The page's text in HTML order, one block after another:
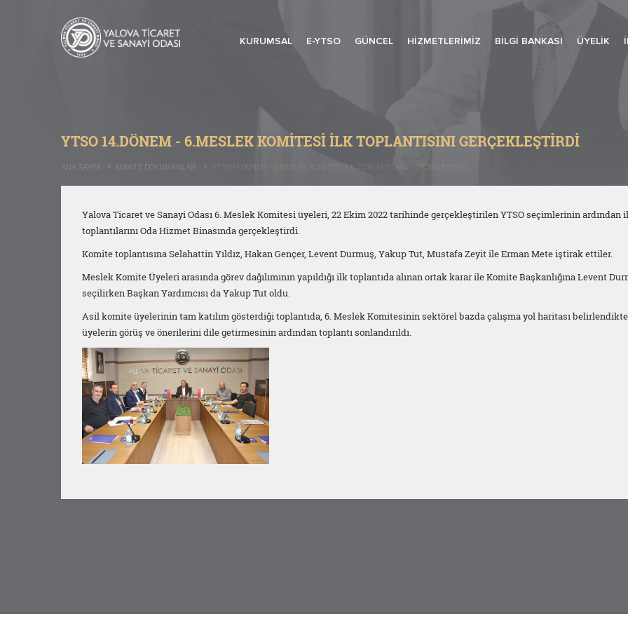
KURUMSAL E-YTSO GÜNCEL HIZMETLERIMIZ BILGI BANKASI ÜYELIK
YTSO 14.DÖNEM - 6.MESLEK KOMITESI İLK TOPLANTISINI GERÇEKLEŞTIRDI
ANA SAYFA KOMITE DÖKÜMANLARI YTSO 14.DÖNEM - 6.MESLEK KOMITESI İLK TOPLANTISINI GERÇEKLEŞTIRDI
Yalova Ticaret ve Sanayi Odası 6. Meslek Komitesi üyeleri, 22 Ekim 2022 tarihinde gerçekleştirilen YTSO seçimlerinin ardından
toplantılarını Oda Hizmet Binasında gerçekleştirdi.
Komite toplantısına Selahattin Yıldız, Hakan Gençer, Levent Durmuş, Yakup Tut, Mustafa Zeyit ile Erman Mete iştirak ettiler.
Meslek Komite Üyeleri arasında görev dağılımının yapıldığı ilk toplantıda alınan ortak karar ile Komite Başkanlığına Levent
seçilirken Başkan Yardımcısı da Yakup Tut oldu.
Asil komite üyelerinin tam katılım gösterdiği toplantıda, 6. Meslek Komitesinin sektörel bazda çalışma yol haritası
üyelerin görüş ve önerilerini dile getirmesinin ardından toplantı sonlandırıldı.